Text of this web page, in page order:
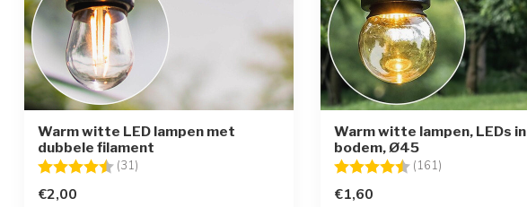
Warm witte LED lampen met
dubbele filament
Beoordeling: (31)
€2,00
Warm witte lampen, LEDs in
bodem, Ø45
Beoordeling: (161)
€1,60